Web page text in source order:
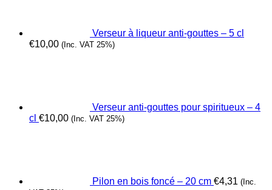
Verseur à liqueur anti-gouttes – 5 cl
€10,00 (Inc. VAT 25%)
Verseur anti-gouttes pour spiritueux – 4
cl €10,00 (Inc. VAT 25%)
Pilon en bois foncé – 20 cm €4,31 (Inc.